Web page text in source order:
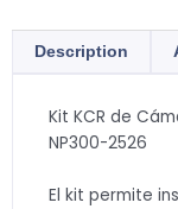
Description
Kit KCR de
NP300-2526
El kit permite